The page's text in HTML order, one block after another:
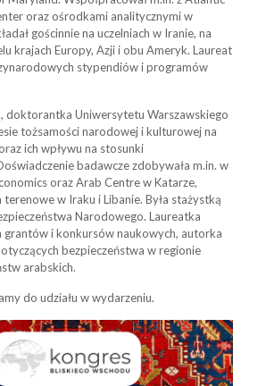
oraz ośrodkami analitycznymi w
gościnnie na uczelniach w Iranie, na
krajach Europy, Azji i obu Ameryk. Laureat
stypendiów i programów
doktorantka Uniwersytetu Warszawskiego
tożsamości narodowej i kulturowej na
ich wpływu na stosunki
badawcze zdobywała m.in. w
oraz Arab Centre w Katarze,
w Iraku i Libanie. Była stażystką
Narodowego. Laureatka
i konkursów naukowych, autorka
bezpieczeństwa w regionie
arabskich.
do udziału w wydarzeniu.